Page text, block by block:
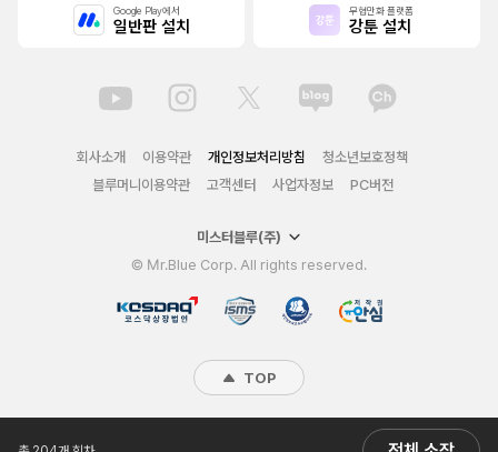
Google Play에서
일반판 설치
무협만화 플랫폼
강툰 설치
회사소개 이용약관 개인정보처리방침
청소년보호정책
블루머니이용약관
고객센터 사업자정보 PC버전
미스터블루(주)
© Mr.Blue Corp. All rights reserved.
TOP